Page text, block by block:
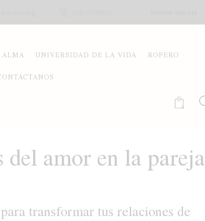
UNIVERSIDAD DE LA VIDA ROPERO
0
del amor en la pareja
transformar tus relaciones de